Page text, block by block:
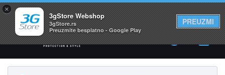
×
3gStore Webshop
3gStore.rs
Preuzmite besplatno - Google Play
PREUZMI
Svi proizvodi su na lageru. Slanje istog dana!
0